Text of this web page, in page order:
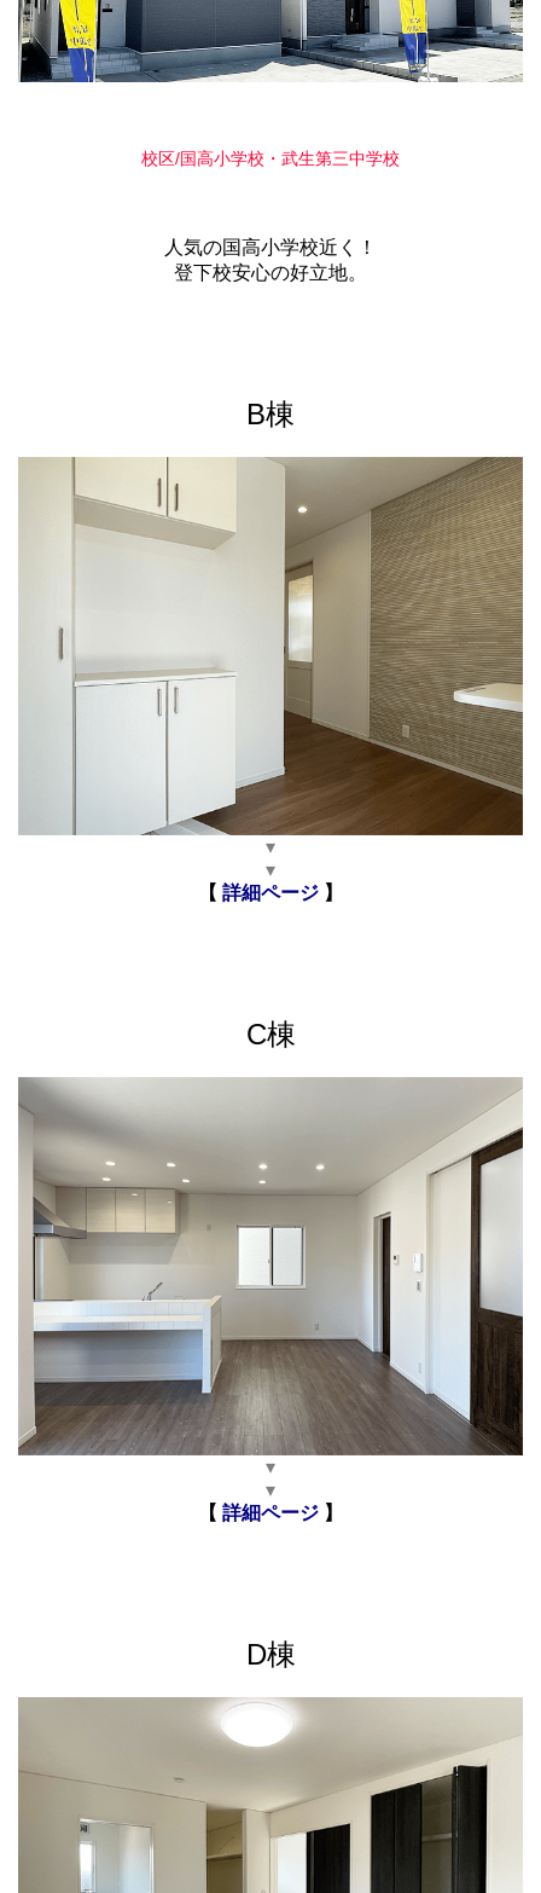
校区/国高小学校・武生第三中学校
人気の国高小学校近く！
登下校安心の好立地。
B棟
▾
▾
【 詳細ページ 】
C棟
▾
▾
【 詳細ページ 】
D棟